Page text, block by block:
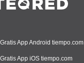
App Android tiempo.com
App iOS tiempo.com